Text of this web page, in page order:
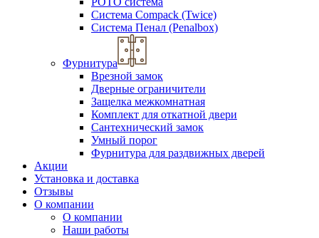
Система Compack (Twice)
Система Пенал (Penalbox)
Фурнитура
Врезной замок
Дверные ограничители
Защелка межкомнатная
Комплект для откатной двери
Сантехнический замок
Умный порог
Фурнитура для раздвижных дверей
Акции
Установка и доставка
Отзывы
О компании
О компании
Наши работы